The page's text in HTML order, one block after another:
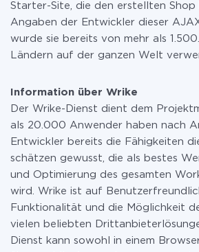
Starter-Site, die den erstellten Shop
Angaben der Entwickler dieser
wurde sie bereits von mehr als
Ländern auf der ganzen Welt
Information über Wrike
Der Wrike-Dienst dient dem
als 20.000 Anwender haben nach
Entwickler bereits die Fähigkeiten
schätzen gewusst, die als bestes
und Optimierung des gesamten
wird. Wrike ist auf
Funktionalität und die Möglichkeit
vielen beliebten
Dienst kann sowohl in einem